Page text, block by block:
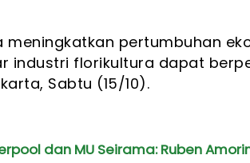
meningkatkan pertumbuhan
industri florikultura dapat
Sabtu (15/10).
dan MU Seirama: Ruben